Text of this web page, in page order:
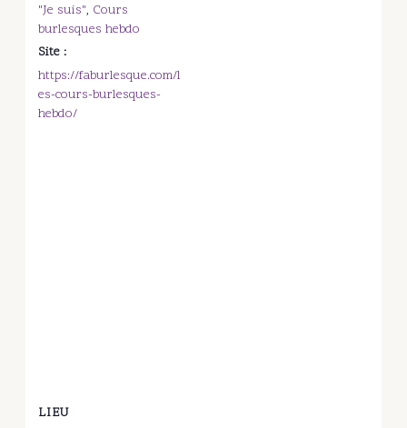
"Je suis", Cours
burlesques hebdo
Site :
https://faburlesque.com/l
es-cours-burlesques-
hebdo/
LIEU